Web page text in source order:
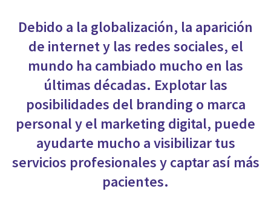
Debido a la globalización, la aparición
de internet y las redes sociales, el
mundo ha cambiado mucho en las
últimas décadas. Explotar las
posibilidades del branding o marca
personal y el marketing digital, puede
ayudarte mucho a visibilizar tus
servicios profesionales y captar así más
pacientes.